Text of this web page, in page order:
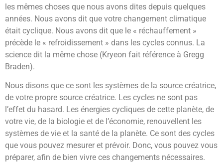
les mêmes choses que nous avons dites depuis quelques
années. Nous avons dit que votre changement climatique
était cyclique. Nous avons dit que le « réchauffement »
précède le « refroidissement » dans les cycles connus. La
science dit la même chose (Kryeon fait référence à Gregg
Braden).
Nous disons que ce sont les systèmes de la source créatrice,
de votre propre source créatrice. Les cycles ne sont pas
l’effet du hasard. Les énergies cycliques de cette planète, de
votre vie, de la biologie et de l’économie, renouvellent les
systèmes de vie et la santé de la planète. Ce sont des cycles
que vous pouvez mesurer et prévoir. Donc, vous pouvez vous
préparer, afin de bien vivre ces changements nécessaires.